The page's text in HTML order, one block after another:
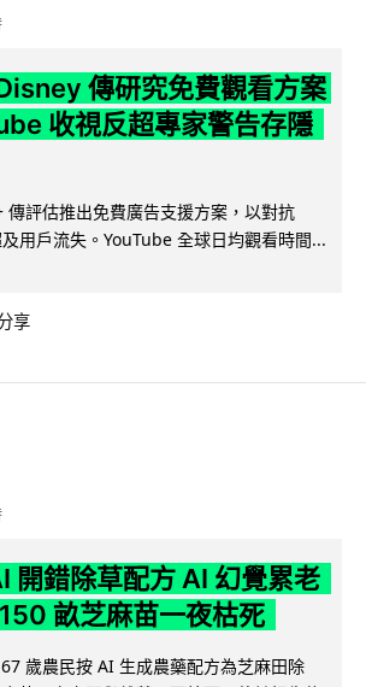
傳研究免費觀看方案
收視反超專家警告存隱
評估推出免費廣告支援方案，以對抗
用戶流失。YouTube 全球日均觀看時間...
享
開錯除草配方 AI 幻覺累老
畝芝麻苗一夜枯死
歲農民按 AI 生成農藥配方為芝麻田除